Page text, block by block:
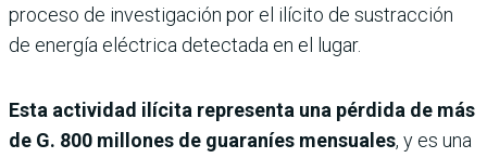
proceso de investigación por el ilícito de sustracción
de energía eléctrica detectada en el lugar.
Esta actividad ilícita representa una pérdida de más
de G. 800 millones de guaraníes mensuales, y es una